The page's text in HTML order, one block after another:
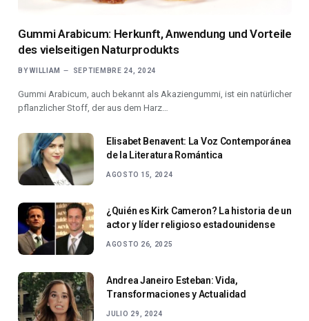
Gummi Arabicum: Herkunft, Anwendung und Vorteile
des vielseitigen Naturprodukts
BY WILLIAM SEPTIEMBRE 24, 2024
Gummi Arabicum, auch bekannt als Akaziengummi, ist ein natürlicher
pflanzlicher Stoff, der aus dem Harz…
Elisabet Benavent: La Voz Contemporánea
de la Literatura Romántica
AGOSTO 15, 2024
¿Quién es Kirk Cameron? La historia de un
actor y líder religioso estadounidense
AGOSTO 26, 2025
Andrea Janeiro Esteban: Vida,
Transformaciones y Actualidad
JULIO 29, 2024